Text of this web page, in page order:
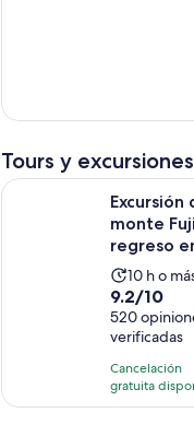
Tours y
Excursión
monte
regreso
La
actividad
dura
10
horas
10 h o
9.2
de
10
con
520
opiniones
9.2/10
520
verificadas
Cancelación
gratuita
Excursión de 1 día al